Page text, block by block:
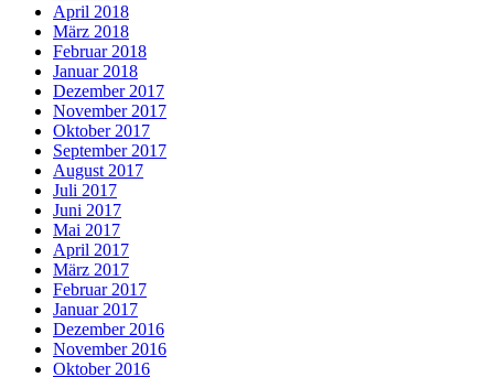
April 2018
März 2018
Februar 2018
Januar 2018
Dezember 2017
November 2017
Oktober 2017
September 2017
August 2017
Juli 2017
Juni 2017
Mai 2017
April 2017
März 2017
Februar 2017
Januar 2017
Dezember 2016
November 2016
Oktober 2016